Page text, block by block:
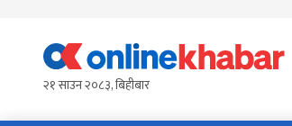
content२१ साउन २०८३, बिहीबार